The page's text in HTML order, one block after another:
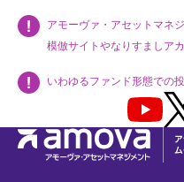
アモーヴァ・アセットマネ
模倣サイトやなりすましア
いわゆるファンド形態での
Youtube X